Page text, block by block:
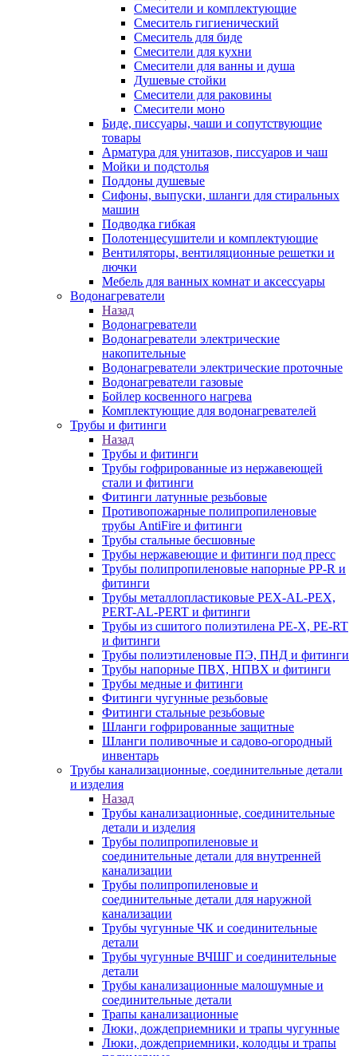
Смесители и комплектующие
Смеситель гигиенический
Смеситель для биде
Смесители для кухни
Смесители для ванны и душа
Душевые стойки
Смесители для раковины
Смесители моно
Биде, писсуары, чаши и сопутствующие
товары
Арматура для унитазов, писсуаров и чаш
Мойки и подстолья
Поддоны душевые
Сифоны, выпуски, шланги для стиральных
машин
Подводка гибкая
Полотенцесушители и комплектующие
Вентиляторы, вентиляционные решетки и
лючки
Мебель для ванных комнат и аксессуары
Водонагреватели
Назад
Водонагреватели
Водонагреватели электрические
накопительные
Водонагреватели электрические проточные
Водонагреватели газовые
Бойлер косвенного нагрева
Комплектующие для водонагревателей
Трубы и фитинги
Назад
Трубы и фитинги
Трубы гофрированные из нержавеющей
стали и фитинги
Фитинги латунные резьбовые
Противопожарные полипропиленовые
трубы AntiFire и фитинги
Трубы стальные бесшовные
Трубы нержавеющие и фитинги под пресс
Трубы полипропиленовые напорные PP-R и
фитинги
Трубы металлопластиковые PEX-AL-PEX,
PERT-AL-PERT и фитинги
Трубы из сшитого полиэтилена PE-X, PE-RT
и фитинги
Трубы полиэтиленовые ПЭ, ПНД и фитинги
Трубы напорные ПВХ, НПВХ и фитинги
Трубы медные и фитинги
Фитинги чугунные резьбовые
Фитинги стальные резьбовые
Шланги гофрированные защитные
Шланги поливочные и садово-огородный
инвентарь
Трубы канализационные, соединительные детали
и изделия
Назад
Трубы канализационные, соединительные
детали и изделия
Трубы полипропиленовые и
соединительные детали для внутренней
канализации
Трубы полипропиленовые и
соединительные детали для наружной
канализации
Трубы чугунные ЧК и соединительные
детали
Трубы чугунные ВЧШГ и соединительные
детали
Трубы канализационные малошумные и
соединительные детали
Трапы канализационные
Люки, дождеприемники и трапы чугунные
Люки, дождеприемники, колодцы и трапы